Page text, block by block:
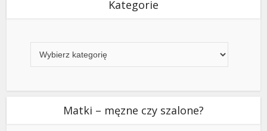
Kategorie
Matki – męzne czy szalone?